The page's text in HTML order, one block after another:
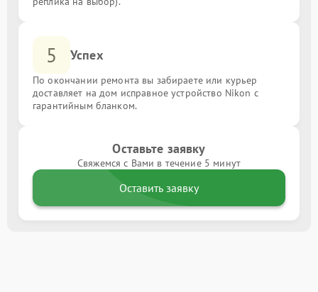
5 Успех
По окончании ремонта вы забираете или курьер
доставляет на дом исправное устройство Nikon с
гарантийным бланком.
Оставьте заявку
Свяжемся с Вами в течение 5 минут
Оставить заявку